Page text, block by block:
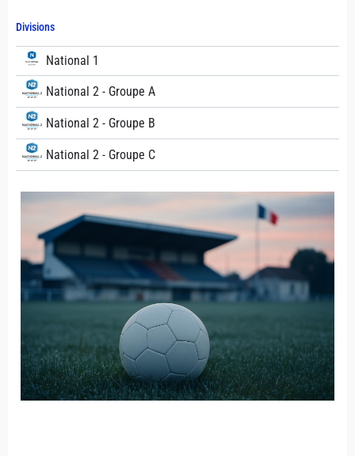
Divisions
National 1
National 2 - Groupe A
National 2 - Groupe B
National 2 - Groupe C